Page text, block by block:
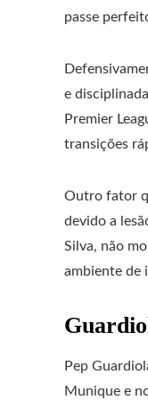
passe
e
Premier
transições
Outro fator
devido a
Silva, não
ambiente de
Pep
Munique e